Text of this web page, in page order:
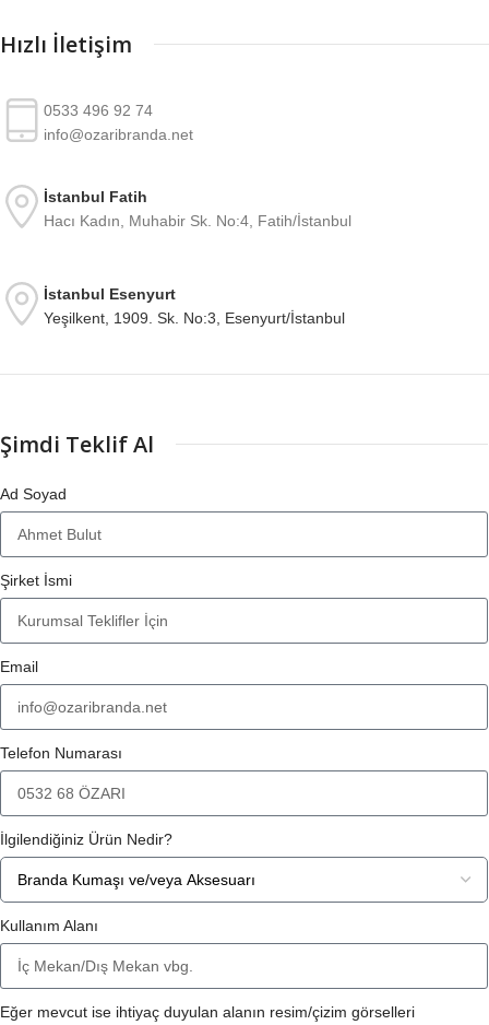
Hızlı İletişim
0533 496 92 74
info@ozaribranda.net
İstanbul Fatih
Hacı Kadın, Muhabir Sk. No:4, Fatih/İstanbul
İstanbul Esenyurt
Yeşilkent, 1909. Sk. No:3, Esenyurt/İstanbul
Şimdi Teklif Al
Ad Soyad
Şirket İsmi
Email
Telefon Numarası
İlgilendiğiniz Ürün Nedir?
Kullanım Alanı
Eğer mevcut ise ihtiyaç duyulan alanın resim/çizim görselleri